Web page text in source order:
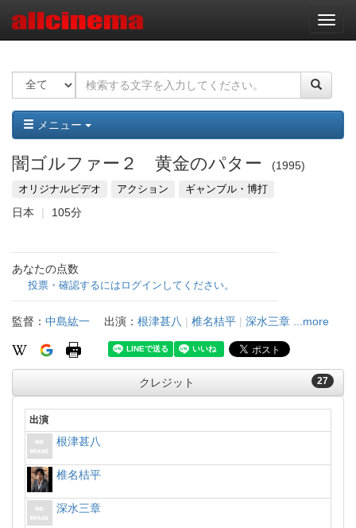
ナ
ビ
ー
ョ
ン
メニュー
闇ゴルファー２ 黄金のパター 1995
オリジナルビデオ アクション ギャンブル・博打
日本 105分
あなたの点数
投票・確認するにはログインしてください。
監督： 中島紘一 出演： 根津甚八 | 椎名桔平 | 深水三章 ...more
27
クレジット
出演
根津甚八
椎名桔平
深水三章